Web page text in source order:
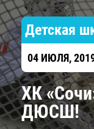
Детская
04 ИЮЛЯ,
ХК
ДЮСШ!